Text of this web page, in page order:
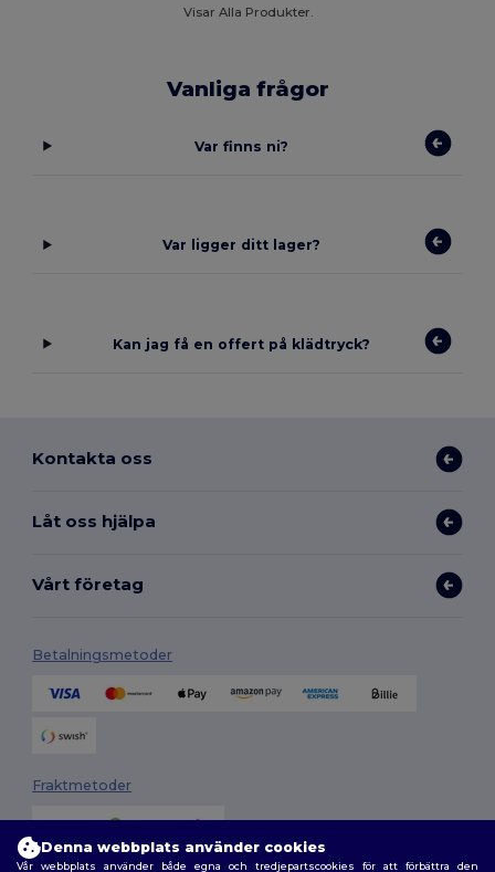
Visar Alla Produkter.
Vanliga frågor
Var finns ni?
Var ligger ditt lager?
Kan jag få en offert på klädtryck?
Kontakta oss
Låt oss hjälpa
Vårt företag
Betalningsmetoder
Fraktmetoder
Denna webbplats använder cookies
Vår webbplats använder både egna och tredjepartscookies för att förbättra den